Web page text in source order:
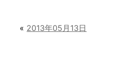
« 2013年05月13日